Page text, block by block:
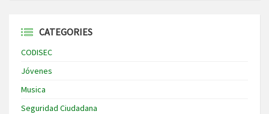
CATEGORIES
CODISEC
Jóvenes
Musica
Seguridad Ciudadana